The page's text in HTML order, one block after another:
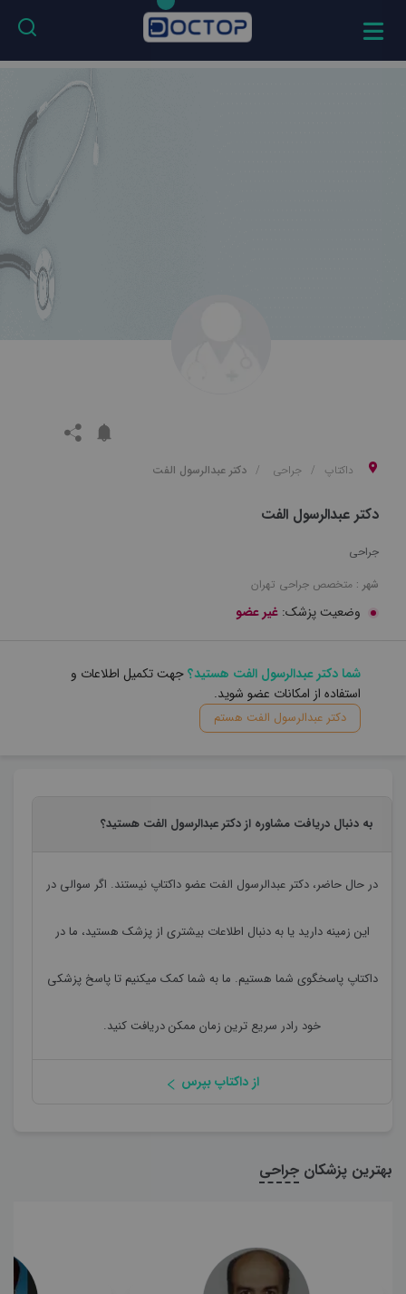
داکتاپ جراحی دکتر عبدالرسول الفت
دکتر عبدالرسول الفت
جراحی
شهر : متخصص جراحی تهران
وضعیت پزشک: غیر عضو
شما دکتر عبدالرسول الفت هستید؟جهت تکمیل اطلاعات و
استفاده از امکانات عضو شوید.
دکتر عبدالرسول الفت هستم
به دنبال دریافت مشاوره از دکتر عبدالرسول الفت هستید؟
در حال حاضر، دکتر عبدالرسول الفت عضو داکتاپ نیستند. اگر سوالی در
این زمینه دارید یا به دنبال اطلاعات بیشتری از پزشک هستید، ما در
داکتاپ پاسخگوی شما هستیم. ما به شما کمک میکنیم تا پاسخ پزشکی
خود رادر سریع ترین زمان ممکن دریافت کنید.
از داکتاپ بپرس
بهترین پزشکان جراحی